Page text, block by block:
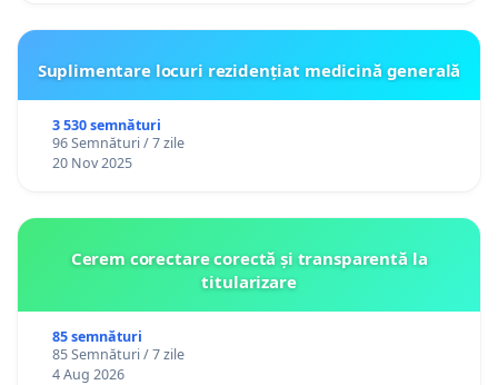
Suplimentare locuri rezidențiat medicină generală
3 530 semnături
96 Semnături / 7 zile
20 Nov 2025
Cerem corectare corectă și transparentă la
titularizare
85 semnături
85 Semnături / 7 zile
4 Aug 2026